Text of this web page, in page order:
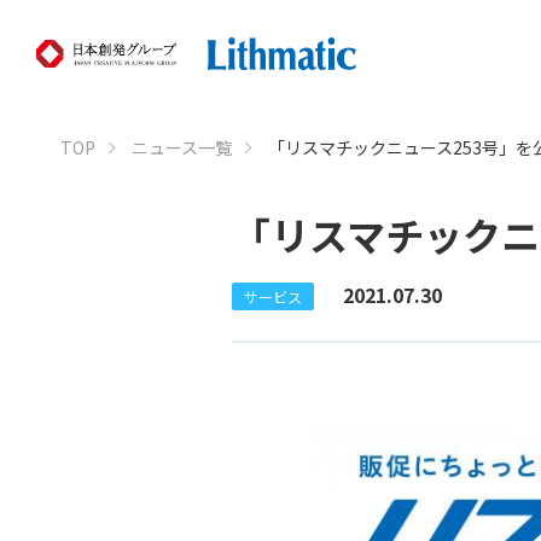
TOP ニュース一覧 「リスマチックニュース253号」を
「リスマチック
サービス 2021.07.30